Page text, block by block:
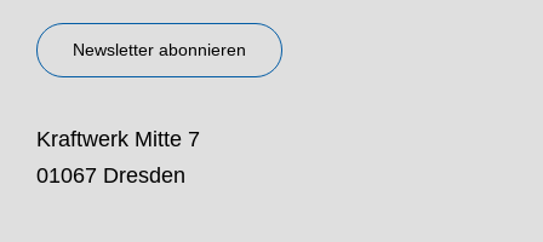
Newsletter abonnieren
Kraftwerk Mitte 7
01067 Dresden